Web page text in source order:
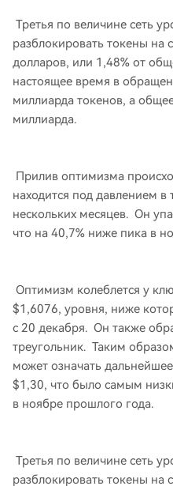
Третья по величине сеть
разблокировать токены
долларов, или 1,48% от
настоящее время в
миллиарда токенов, а
миллиарда.
Прилив оптимизма
находится под давлением в
нескольких месяцев. Он
что на 40,7% ниже пика в
Оптимизм колеблется у
$1,6076, уровня, ниже
с 20 декабря. Он также
треугольник. Таким
может означать
$1,30, что было самым
в ноябре прошлого года.
Третья по величине сеть
разблокировать токены